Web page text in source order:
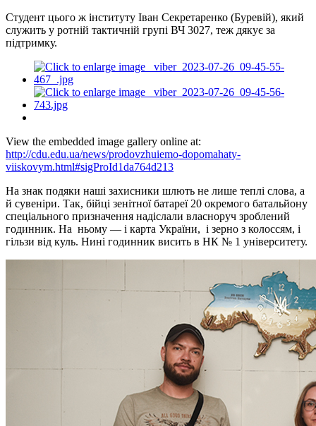
Студент цього ж інституту Іван Секретаренко (Буревій), який
служить у ротній тактичній групі ВЧ 3027, теж дякує за
підтримку.
View the embedded image gallery online at:
http://cdu.edu.ua/news/prodovzhuiemo-dopomahaty-
viiskovym.html#sigProId1da764d213
На знак подяки наші захисники шлють не лише теплі слова, а
й сувеніри. Так, бійці зенітної батареї 20 окремого батальйону
спеціального призначення надіслали власноруч зроблений
годинник. На ньому — і карта України, і зерно з колоссям, і
гільзи від куль. Нині годинник висить в НК № 1 університету.